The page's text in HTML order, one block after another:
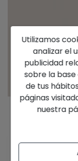
Este
Utilizamos
analizar el
publicidad
sobre la
de tus
páginas
nuestra